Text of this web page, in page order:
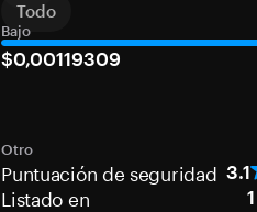
Todo
Bajo
$0,00119309
Otro
Puntuación de seguridad 3.1
Listado en 1